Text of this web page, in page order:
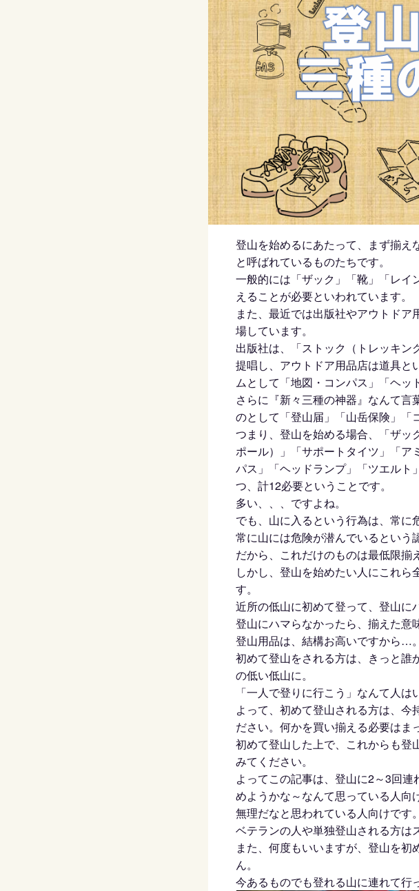
登山を始めるにあたって、まず揃え
と呼ばれているものたちです。
一般的には「ザック」「靴」「レ
えることが必要といわれています。
また、最近では出版社やアウトド
場しています。
出版社は、「ストック（トレッキ
提唱し、アウトドア用品店は道具と
ムとして「地図・コンパス」「ヘッ
さらに『新々三種の神器』なんて
のとして「登山届」「山岳保険」「
つまり、登山を始める場合、「ザ
ポール）」「サポートタイツ」「ア
パス」「ヘッドランプ」「ツエル
つ、計12必要ということです。
多い、、、ですよね。
でも、山に入るという行為は、常に
常に山には危険が潜んでいるという
だから、これだけのものは最低限揃
しかし、登山を始めたい人にこれ
す。
近所の低山に初めて登って、登山に
登山にハマらなかったら、揃えた意
登山用品は、結構お高いですから…。
初めて登山をされる方は、きっと
の低い低山に。
「一人で登りに行こう」なんて人は
よって、初めて登山される方は、今
ださい。何かを買い揃える必要はま
初めて登山した上で、これからも登
みてください。
よってこの記事は、登山に2～3回
めようかな～なんて思っている人向
無理だなと思われている人向けです。
ベテランの人や単独登山される方は
また、何度もいいますが、登山を
ん。
今あるものでも登れる山に連れて行